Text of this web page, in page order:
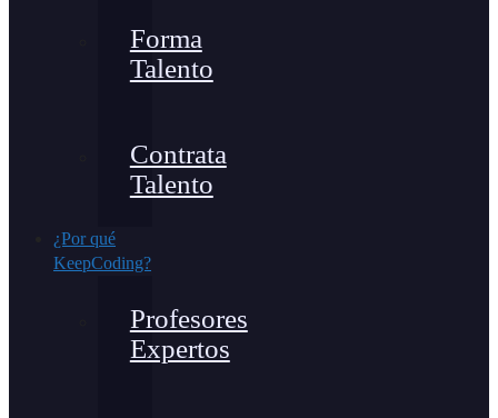
Forma
Talento
Contrata
Talento
¿Por qué
KeepCoding?
Profesores
Expertos